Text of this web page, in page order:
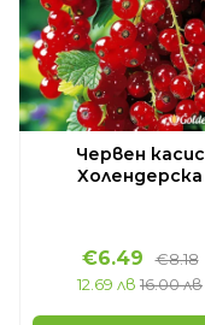
Червен касис
Холендерска
€6.49
€8.18
12.69 лв 16.00 лв